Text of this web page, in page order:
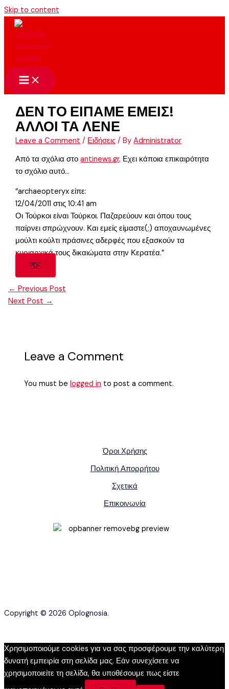
Skip to content
ΔΕΝ ΤΟ ΕΙΠΑΜΕ ΕΜΕΙΣ!
ΑΛΛΟΙ ΤΑ ΛΕΝΕ
Leave a Comment / Ειδήσεις / ByAdministrator
Από τα σχόλια στοantinews.gr. Εχει κάποια επικαιρότητα
το σχόλιο αυτό…
“archaeopteryx είπε:
12/04/2011 στις 10:41 am
Οι Τούρκοι είναι Τούρκοι. Παζαρεύουν και όπου τους
παίρνει σπρώχνουν. Και εμείς είμαστε(;) αποχαυνωμένες
μούλτι κούλτι πράσινες αδερφές που εξασκούν τα
κυριαρχικά τους δικαιώματα στην Κερατέα.”
PDF
← Previous Post
Next Post →
Leave a Comment
You must belogged in to post a comment.
Όροι Χρήσης
Πολιτική Απορρήτου
Σχετικά
Επικοινωνία
Copyright © 2026 Oplognosia.
Χρησιμοποιούμε cookies για να σας προσφέρουμε την καλύτερη
δυνατή εμπειρία στη σελίδα μας. Εάν συνεχίσετε να
χρησιμοποιείτε τη σελίδα, θα υποθέσουμε πως είστε